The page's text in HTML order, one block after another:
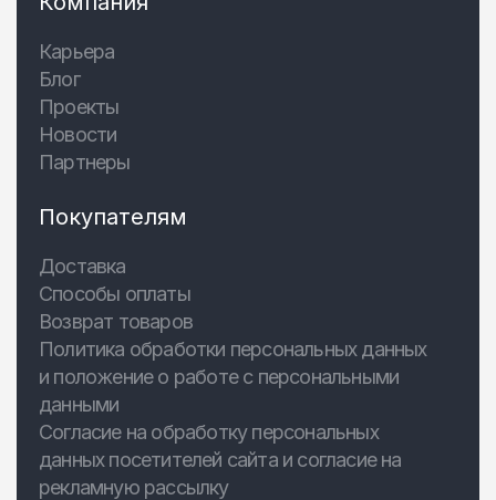
Карьера
Блог
Проекты
Новости
Партнеры
Покупателям
Доставка
Способы оплаты
Возврат товаров
Политика обработки персональных данных
и положение о работе с персональными
данными
Согласие на обработку персональных
данных посетителей сайта и согласие на
рекламную рассылку